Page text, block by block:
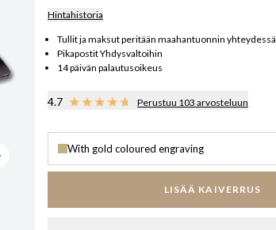
Hintahistoria
Tullit ja maksut peritään maahantuonnin yhteydessä
Pikapostit Yhdysvaltoihin
14 päivän palautusoikeus
4.7 Perustuu 103 arvosteluun
With gold coloured engraving
LISÄÄ KAIVERRUS